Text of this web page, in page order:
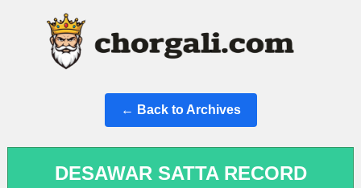
← Back to Archives
DESAWAR SATTA RECORD